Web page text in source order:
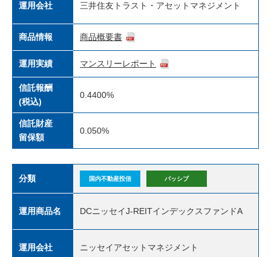
運用会社 三井住友トラスト・アセットマネジメント
商品情報 商品概要書
運用実績 マンスリーレポート
信託報酬
(税込)
0.4400%
信託財産
留保額
0.050%
分類 国内不動産投信 パッシブ
運用商品名 DCニッセイJ-REITインデックスファンドA
運用会社 ニッセイアセットマネジメント